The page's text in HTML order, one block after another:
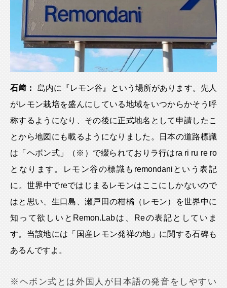
石﨑：
島内に『レモン谷』という場所があります。先人
がレモン栽培を盛んにしている地域をいつからかそう呼
称するようになり、その後に正式地名として申請したこ
とから地図にも載るようになりました。日本の道路標識
は「ヘボン式」（※）で綴られておりラ行はra ri ru re ro
となります。レモン谷の標識もremondaniという表記
に。世界中でreではじまるレモンはここにしかないので
はと思い、生口島、瀬戸田の柑橘（レモン）を世界中に
知って欲しいとRemon.Labは、Reの表記としていま
す。当該地には「国産レモン発祥の地」に関する石碑も
あるんですよ。
※ヘボン式とは外国人が日本語の発音をしやすい